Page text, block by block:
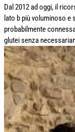
Dal 2012 ad oggi, il
lato b più voluminoso e
probabilmente
glutei senza